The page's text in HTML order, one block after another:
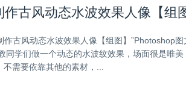
古风动态水波效果人像【组
作古风动态水波效果人像【组图】”Photoshop图
同学们做一个动态的水波纹效果，场面很是唯美
需要依靠其他的素材，...